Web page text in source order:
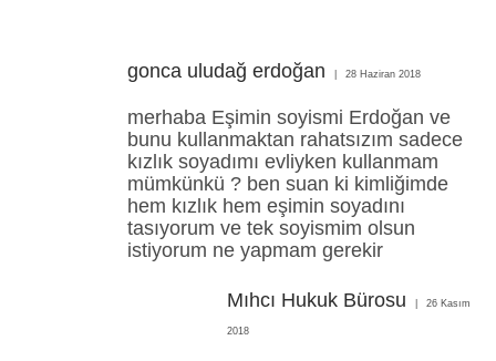
gonca uludağ erdoğan 28 Haziran 2018
merhaba Eşimin soyismi Erdoğan ve
bunu kullanmaktan rahatsızım sadece
kızlık soyadımı evliyken kullanmam
mümkünkü ? ben suan ki kimliğimde
hem kızlık hem eşimin soyadını
tasıyorum ve tek soyismim olsun
istiyorum ne yapmam gerekir
Mıhcı Hukuk Bürosu 26 Kasım
2018